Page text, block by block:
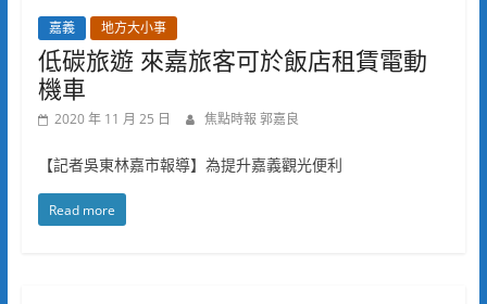
嘉義 地方大小事
低碳旅遊 來嘉旅客可於飯店租賃電動
機車
2020 年 11 月 25 日 焦點時報 郭嘉良
【記者吳東林嘉市報導】為提升嘉義觀光便利
Read more